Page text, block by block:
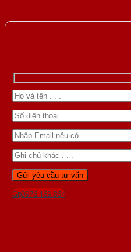
Gọi 0976.169.864